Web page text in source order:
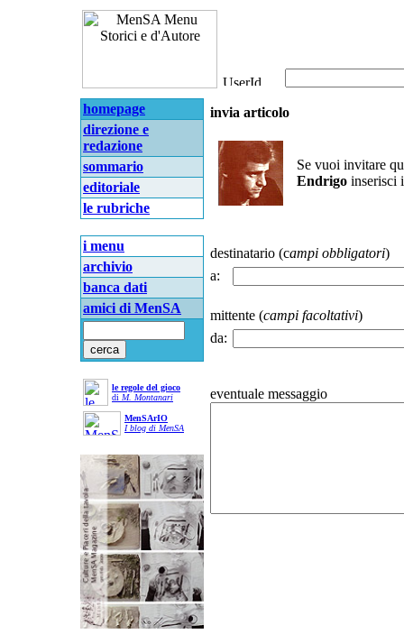
homepage
direzione e
redazione
sommario
editoriale
le rubriche
i menu
archivio
banca dati
amici di MenSA
le regole del gioco
di M. Montanari
MenSArIO
I blog di MenSA
invia articolo
Se vuoi invitare
Endrigo inserisci
destinatario (campi obbligatori)
a:
mittente (campi facoltativi)
da:
eventuale messaggio